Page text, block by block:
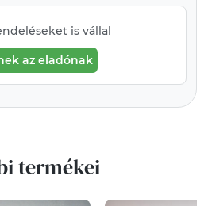
is vállal
az eladónak
termékei